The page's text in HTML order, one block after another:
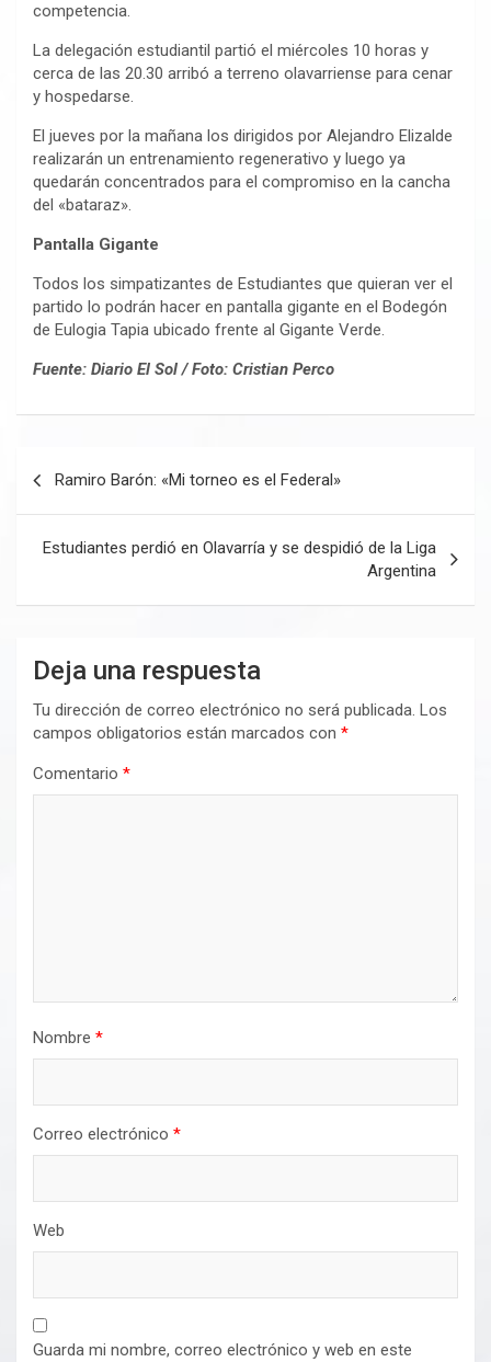
competencia.
La delegación estudiantil partió el miércoles 10 horas y
cerca de las 20.30 arribó a terreno olavarriense para cenar
y hospedarse.
El jueves por la mañana los dirigidos por Alejandro Elizalde
realizarán un entrenamiento regenerativo y luego ya
quedarán concentrados para el compromiso en la cancha
del «bataraz».
Pantalla Gigante
Todos los simpatizantes de Estudiantes que quieran ver el
partido lo podrán hacer en pantalla gigante en el Bodegón
de Eulogia Tapia ubicado frente al Gigante Verde.
Fuente: Diario El Sol / Foto: Cristian Perco
entradas
Ramiro Barón: «Mi torneo es el Federal»
Estudiantes perdió en Olavarría y se despidió de la Liga
Argentina
Deja una respuesta
Tu dirección de correo electrónico no será publicada. Los
campos obligatorios están marcados con *
Comentario *
Nombre *
Correo electrónico *
Web
Guarda mi nombre, correo electrónico y web en este